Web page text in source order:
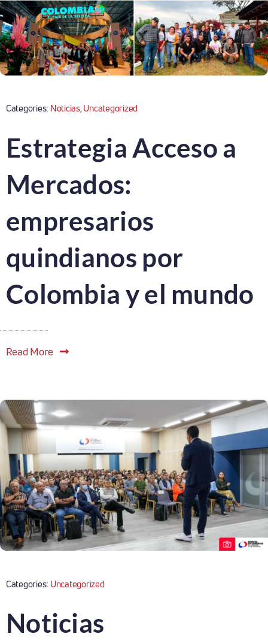
Categories: Noticias,Uncategorized
Estrategia Acceso a
Mercados:
empresarios
quindianos por
Colombia y el mundo
Read More
Categories: Uncategorized
Noticias